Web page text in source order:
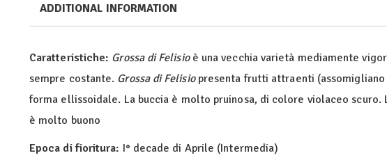
ADDITIONAL INFORMATION
Caratteristiche: Grossa di Felisioè una vecchia varietà mediamente
sempre costante. Grossa di Felisiopresenta frutti attraenti
forma ellissoidale. La buccia è molto pruinosa, di colore violaceo
è molto buono
Epoca di fioritura: I° decade di Aprile (Intermedia)